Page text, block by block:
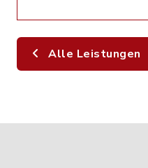
Alle Leistungen